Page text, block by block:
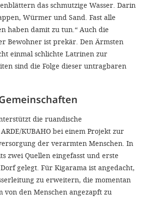
das schmutzige Wasser. Darin
Würmer und Sand. Fast alle
haben damit zu tun.“ Auch die
Bewohner ist prekär. Den Ärmsten
einmal schlichte Latrinen zur
sind die Folge dieser untragbaren
die ruandische
KUBAHO bei einem Projekt zur
der verarmten Menschen. In
zwei Quellen eingefasst und erste
gelegt. Für Kigarama ist angedacht,
zu erweitern, die momentan
von den Menschen angezapft zu